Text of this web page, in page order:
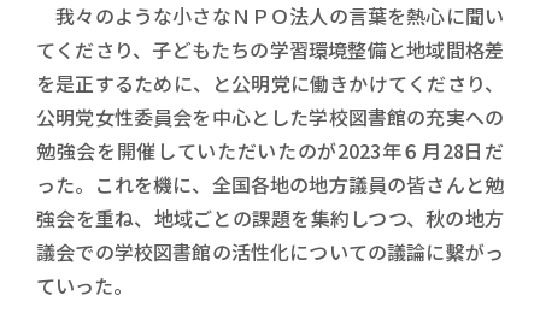
我々のような小さなＮＰＯ法人の言葉を熱心に聞い
てくださり、子どもたちの学習環境整備と地域間格差
を是正するために、と公明党に働きかけてくださり、
公明党女性委員会を中心とした学校図書館の充実への
勉強会を開催していただいたのが2023年６月28日だ
った。これを機に、全国各地の地方議員の皆さんと勉
強会を重ね、地域ごとの課題を集約しつつ、秋の地方
議会での学校図書館の活性化についての議論に繫がっ
ていった。